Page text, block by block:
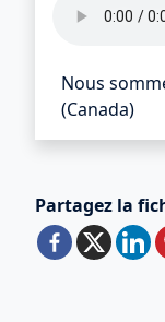
Nous
(Canada)
Partagez la